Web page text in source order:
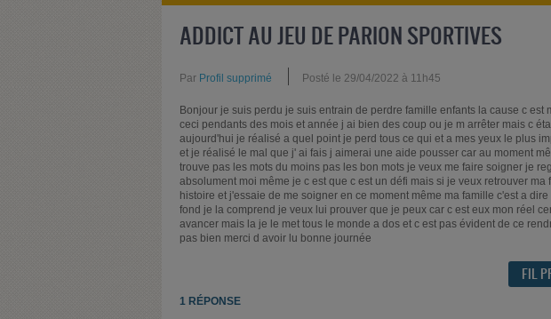
ADDICT AU JEU DE PARION SPORTIVES
Par Profil supprimé Posté le 29/04/2022 à 11h45
Bonjour je suis perdu je suis entrain de perdre famille enfants la cause c est
ceci pendants des mois et année j ai bien des coup ou je m arrêter mais c
aujourd'hui je réalisé a quel point je perd tous ce qui et a mes yeux le plus
et je réalisé le mal que j' ai fais j aimerai une aide pousser car au moment
trouve pas les mots du moins pas les bon mots je veux me faire soigner je
absolument moi même je c est que c est un défi mais si je veux retrouver
histoire et j'essaie de me soigner en ce moment même ma famille c'est a
fond je la comprend je veux lui prouver que je peux car c est eux mon réel
avancer mais la je le met tous le monde a dos et c est pas évident de ce
pas bien merci d avoir lu bonne journée
FIL
1 RÉPONSE